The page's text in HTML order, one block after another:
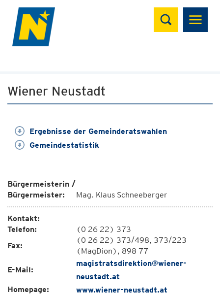
Suchen
Wiener Neustadt
Ergebnisse der Gemeinderatswahlen
Gemeindestatistik
Bürgermeisterin /
Bürgermeister:
Mag. Klaus Schneeberger
Kontakt:
Telefon:
(0 26 22) 373
Fax:
(0 26 22) 373/498, 373/223
(MagDion), 898 77
E-Mail:
magistratsdirektion@wiener-
neustadt.at
Homepage:
www.wiener-neustadt.at